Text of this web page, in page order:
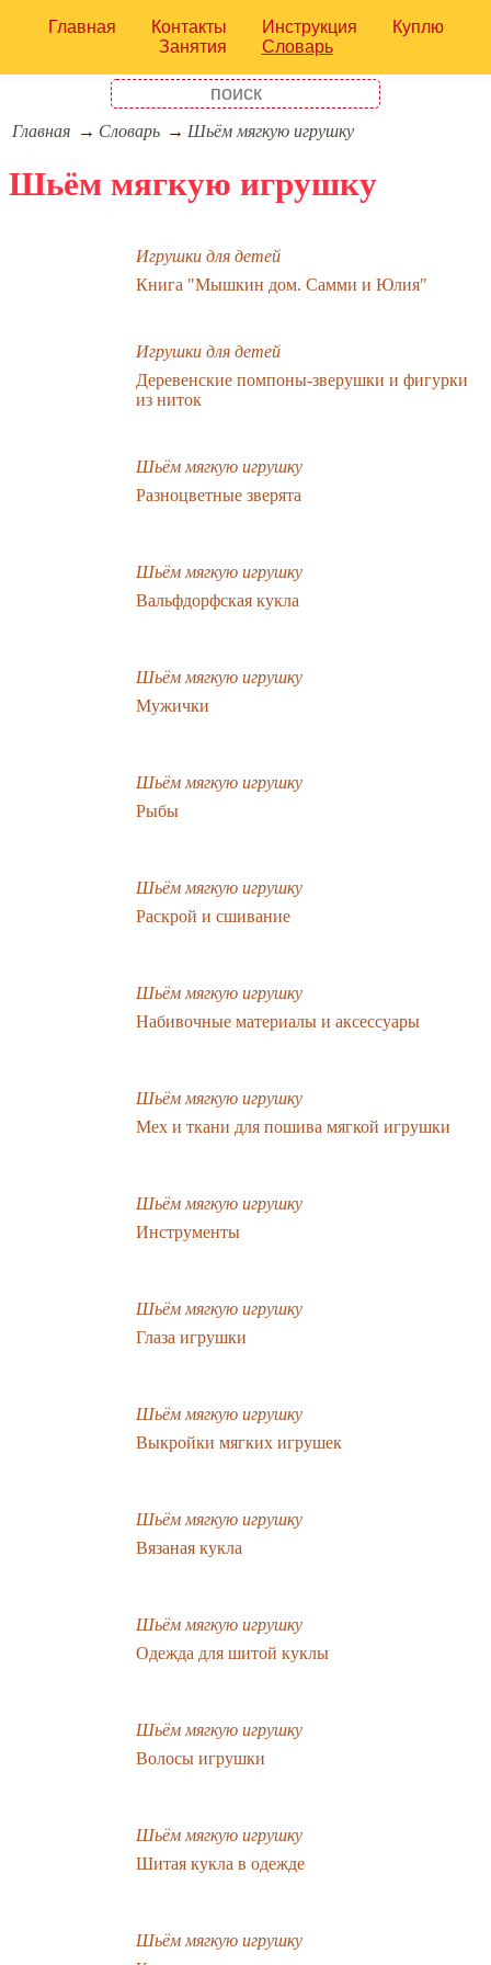
Главная Контакты Инструкция
Куплю
Занятия
Словарь
Главная Словарь Шьём мягкую игрушку
Шьём мягкую игрушку
Игрушки для детей
Книга "Мышкин дом. Самми и Юлия"
Игрушки для детей
Деревенские помпоны-зверушки и фигурки
из ниток
Шьём мягкую игрушку
Разноцветные зверята
Шьём мягкую игрушку
Вальфдорфская кукла
Шьём мягкую игрушку
Мужички
Шьём мягкую игрушку
Рыбы
Шьём мягкую игрушку
Раскрой и сшивание
Шьём мягкую игрушку
Набивочные материалы и аксессуары
Шьём мягкую игрушку
Мех и ткани для пошива мягкой игрушки
Шьём мягкую игрушку
Инструменты
Шьём мягкую игрушку
Глаза игрушки
Шьём мягкую игрушку
Выкройки мягких игрушек
Шьём мягкую игрушку
Вязаная кукла
Шьём мягкую игрушку
Одежда для шитой куклы
Шьём мягкую игрушку
Волосы игрушки
Шьём мягкую игрушку
Шитая кукла в одежде
Шьём мягкую игрушку